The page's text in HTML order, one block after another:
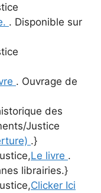
. Disponible sur
. Ouvrage de
des
Justice
.}
Le livre .
librairies.}
Clicker Ici